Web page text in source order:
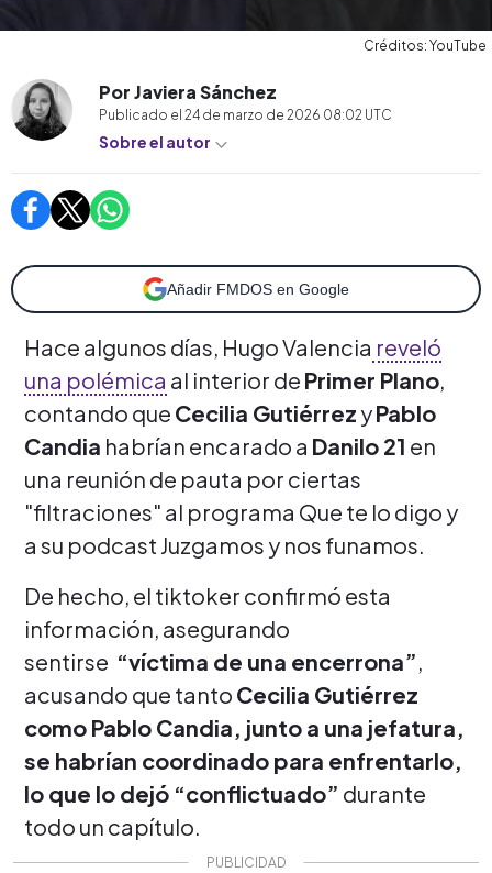
Créditos: YouTube
Por Javiera Sánchez
Publicado el 24 de marzo de 2026 08:02 UTC
Sobre el autor
Añadir FMDOS en Google
Hace algunos días, Hugo Valencia reveló
una polémica al interior de Primer Plano,
contando que Cecilia Gutiérrez yPablo
Candia habrían encarado a Danilo 21 en
una reunión de pauta por ciertas
"filtraciones" al programa Que te lo digo y
a su podcast Juzgamos y nos funamos.
De hecho, el tiktoker confirmó esta
información, asegurando
sentirse “víctima de una encerrona”,
acusando que tanto Cecilia Gutiérrez
como Pablo Candia, junto a una jefatura,
se habrían coordinado para enfrentarlo,
lo que lo dejó “conflictuado” durante
todo un capítulo.